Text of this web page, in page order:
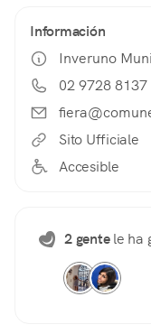
Información
Inveruno
02 9728 8137
Sito Ufficiale
Accesible
2 gentele ha